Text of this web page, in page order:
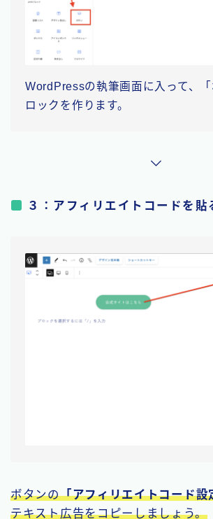
WordPressの執筆画面に入って、
ロックを作ります。
３：アフィリエイトコードを貼
ボタンの「アフィリエイトコード設
テキスト広告をコピーしましょう。